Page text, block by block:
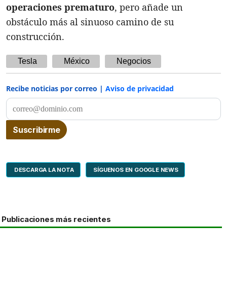
operaciones prematuro, pero añade un
obstáculo más al sinuoso camino de su
construcción.
Tesla México Negocios
Recibe noticias por correo | Aviso de privacidad
DESCARGA LA NOTA SÍGUENOS EN GOOGLE NEWS
Publicaciones más recientes